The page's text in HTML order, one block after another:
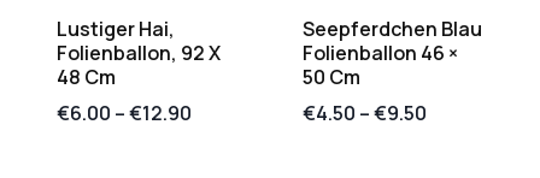
Lustiger Hai,
Folienballon, 92 X
48 Cm
€6.00 –€12.90
Seepferdchen Blau
Folienballon 46 ×
50 Cm
€4.50 –€9.50